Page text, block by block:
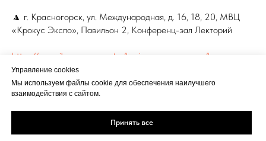
🔼 г. Красногорск, ул. Международная, д. 16, 18, 20, МВЦ
«Крокус Экспо», Павильон 2, Конференц-зал Лекторий
https://securika-moscow.ru/ru/business-programme/bp-
2024/2Lectoryhall/4Pitch/
Управление cookies
Мы используем файлы cookie для обеспечения наилучшего
взаимодействия с сайтом.
Принять все